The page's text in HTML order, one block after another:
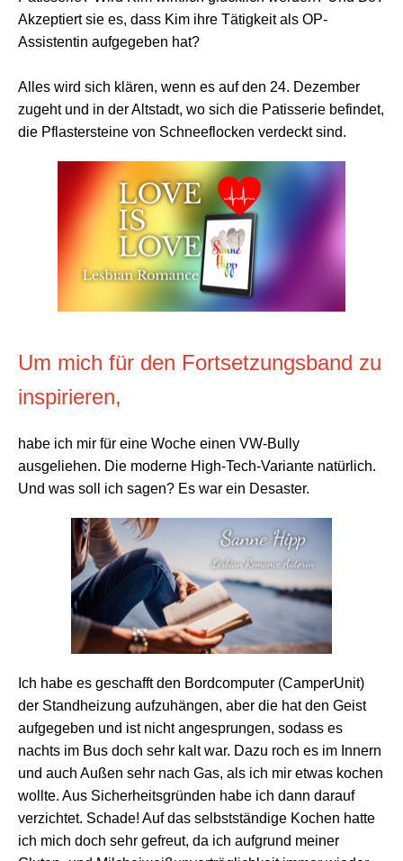
Akzeptiert sie es, dass Kim ihre Tätigkeit als OP-
Assistentin aufgegeben hat?
Alles wird sich klären, wenn es auf den 24. Dezember
zugeht und in der Altstadt, wo sich die Patisserie befindet,
die Pflastersteine von Schneeflocken verdeckt sind.
Um mich für den Fortsetzungsband zu
inspirieren,
habe ich mir für eine Woche einen VW-Bully
ausgeliehen. Die moderne High-Tech-Variante natürlich.
Und was soll ich sagen? Es war ein Desaster.
Ich habe es geschafft den Bordcomputer (CamperUnit)
der Standheizung aufzuhängen, aber die hat den Geist
aufgegeben und ist nicht angesprungen, sodass es
nachts im Bus doch sehr kalt war. Dazu roch es im Innern
und auch Außen sehr nach Gas, als ich mir etwas kochen
wollte. Aus Sicherheitsgründen habe ich dann darauf
verzichtet. Schade! Auf das selbstständige Kochen hatte
ich mich doch sehr gefreut, da ich aufgrund meiner